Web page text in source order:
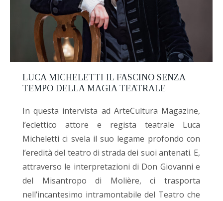
LUCA MICHELETTI IL FASCINO SENZA
TEMPO DELLA MAGIA TEATRALE
In questa intervista ad ArteCultura Magazine,
l’eclettico attore e regista teatrale Luca
Micheletti ci svela il suo legame profondo con
l’eredità del teatro di strada dei suoi antenati. E,
attraverso le interpretazioni di Don Giovanni e
del Misantropo di Molière, ci trasporta
nell’incantesimo intramontabile del Teatro che